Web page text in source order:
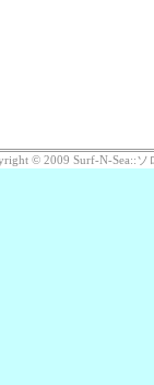
© 2009 Surf-N-Sea::